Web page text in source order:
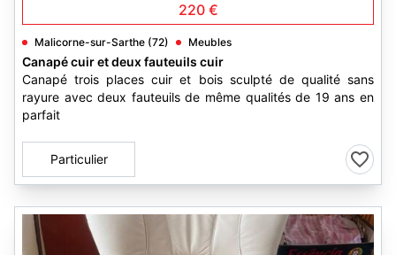
220 €
Malicorne-sur-Sarthe (72) Meubles
Canapé cuir et deux fauteuils cuir
Canapé trois places cuir et bois sculpté de qualité sans
rayure avec deux fauteuils de même qualités de 19 ans en
parfait
Particulier